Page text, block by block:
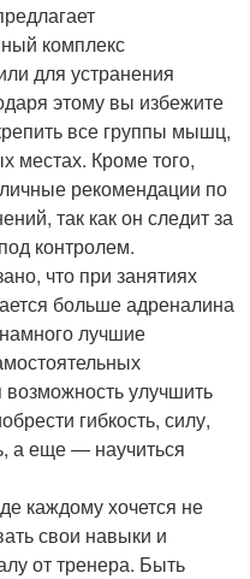
комплекс
для устранения
этому вы избежите
все группы мышц,
местах. Кроме того,
рекомендации по
так как он следит за
контролем.
что при занятиях
больше адреналина
лучшие
улучшить
гибкость, силу,
а еще — научиться
каждому хочется не
свои навыки и
от тренера. Быть